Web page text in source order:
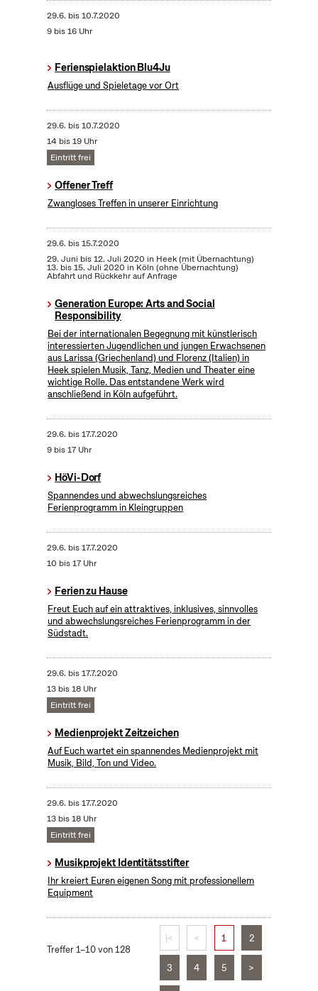
29.6. bis10.7.2020
9 bis 16 Uhr
Ferienspielaktion Blu4Ju
Ausflüge und Spieletage vor Ort
29.6. bis10.7.2020
14 bis 19 Uhr
Eintritt frei
Offener Treff
Zwangloses Treffen in unserer Einrichtung
29.6. bis15.7.2020
29. Juni bis 12. Juli 2020 in Heek (mit Übernachtung)
13. bis 15. Juli 2020 in Köln (ohne Übernachtung)
Abfahrt und Rückkehr auf Anfrage
Generation Europe: Arts and Social
Responsibility
Bei der internationalen Begegnung mit künstlerisch
interessierten Jugendlichen und jungen Erwachsenen
aus Larissa (Griechenland) und Florenz (Italien) in
Heek spielen Musik, Tanz, Medien und Theater eine
wichtige Rolle. Das entstandene Werk wird
anschließend in Köln aufgeführt.
29.6. bis17.7.2020
9 bis 17 Uhr
HöVi-Dorf
Spannendes und abwechslungsreiches
Ferienprogramm in Kleingruppen
29.6. bis17.7.2020
10 bis 17 Uhr
Ferien zu Hause
Freut Euch auf ein attraktives, inklusives, sinnvolles
und abwechslungsreiches Ferienprogramm in der
Südstadt.
29.6. bis17.7.2020
13 bis 18 Uhr
Eintritt frei
Medienprojekt Zeitzeichen
Auf Euch wartet ein spannendes Medienprojekt mit
Musik, Bild, Ton und Video.
29.6. bis17.7.2020
13 bis 18 Uhr
Eintritt frei
Musikprojekt Identitätsstifter
Ihr kreiert Euren eigenen Song mit professionellem
Equipment
Treffer 1–10 von 128
|< < 1 2
3 4 5 >